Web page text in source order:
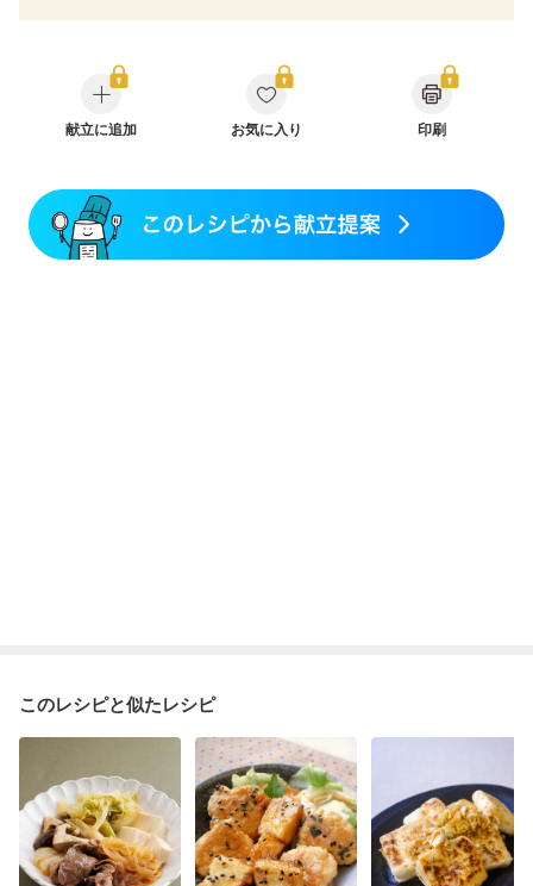
過敏性腸症候群（IBS）
睡眠時無呼吸症候群
糖尿病性腎症（第３期）
CKD（ステージ１）
CKD（ステージ２）
CKD（ステージ３a）
乳がん治療を終えた方・経過観察中の方など
胃がん治療を終えた方・経過観察中の方
大腸がん治療を終えた方・経過観察中の方
献立に追加 お気に入り 印刷
このレシピと似たレシピ